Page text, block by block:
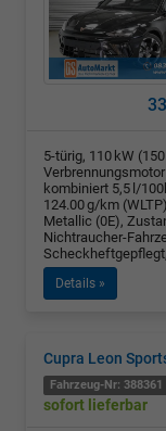
5-türig, 110 kW
kombiniert 5,5 l/
124.00 g/km
Metallic (0E),
Nichtraucher-
Details »
Cupra Leon
Fahrzeug-Nr: 388361
sofort lieferbar